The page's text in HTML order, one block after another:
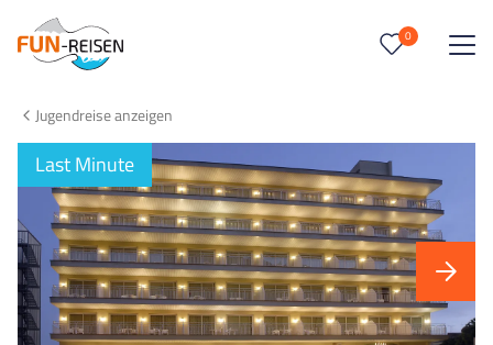
0
Keine Reisen auf der Merkliste
Jugendreise anzeigen
Last Minute